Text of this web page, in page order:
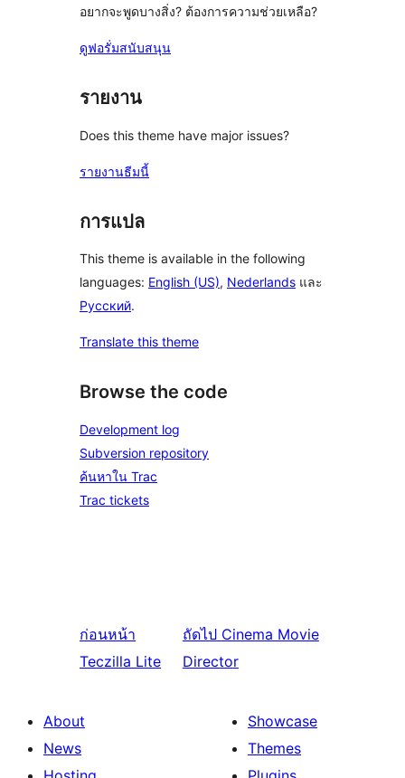
อยากจะพูดบางสิ่ง? ต้องการความช่วยเหลือ?
ดูฟอรั่มสนับสนุน
รายงาน
Does this theme have major issues?
รายงานธีมนี้
การแปล
This theme is available in the following
languages: English (US), Nederlands และ
Русский.
Translate this theme
Browse the code
Development log
Subversion repository
ค้นหาใน Trac
Trac tickets
ก่อนหน้า
Teczilla Lite
ถัดไป Cinema Movie
Director
About
News
Showcase
Themes